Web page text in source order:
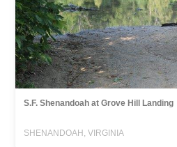
S.F. Shenandoah at Grove Hill Landing
SHENANDOAH, VIRGINIA